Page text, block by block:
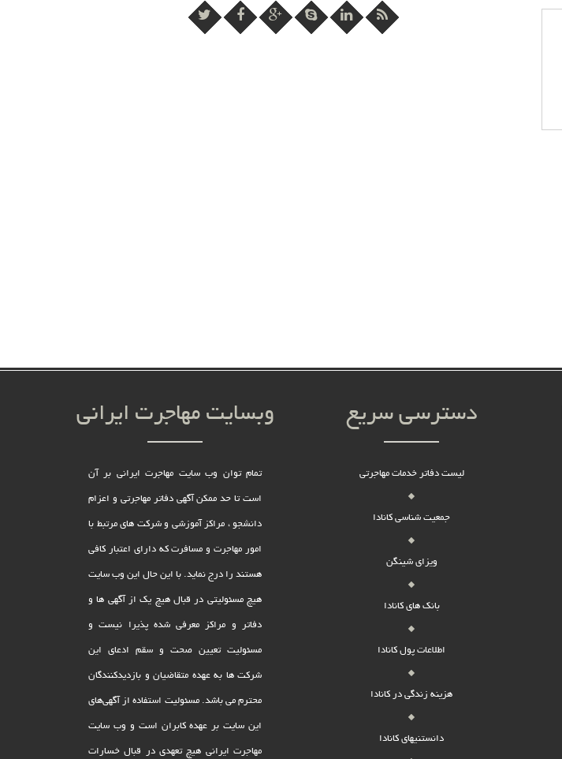
وبسایت مهاجرت ایرانی
تمام توان وب سایت مهاجرت ایرانی بر آن
است تا حد ممکن آگهی دفاتر مهاجرتی و اعزام
دانشجو ، مراکز آموزشی و شرکت های مرتبط با
امور مهاجرت و مسافرت که دارای اعتبار کافی
هستند را درج نماید. با این حال این وب سایت
هیچ مسئولیتی در قبال هیچ یک از آگهی ها و
دفاتر و مراکز معرفی شده پذیرا نیست و
مسئولیت تعیین صحت و سقم ادعای این
شرکت ها به عهده متقاضیان و بازدیدکنندگان
محترم می باشد. مسئولیت استفاده از آگهی‌های
این سایت بر عهده کابران است و وب سایت
مهاجرت ایرانی هیچ تعهدى در قبال خسارات
دسترسی سریع
لیست دفاتر خدمات مهاجرتی
جمعیت شناسی کانادا
ویزای شینگن
بانک های کانادا
اطلاعات پول کانادا
هزینه زندگی در کانادا
دانستنیهای کانادا